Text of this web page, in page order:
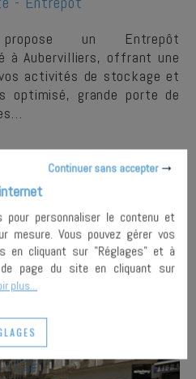
propose un Entrepôt
à Aubervilliers, offrant une
activités de stockage et
optimisé, grande porte de
AJOUTER À MA
Continuer sans accepter
pour personnaliser le contenu et
mesure. Vous pouvez gérer vos
en cliquant sur "Réglages" et à
page du site en cliquant sur
plus...